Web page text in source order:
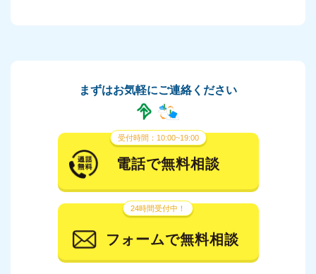
まずはお気軽にご連絡ください
受付時間：10:00~19:00
電話で無料相談
24時間受付中！
フォームで無料相談